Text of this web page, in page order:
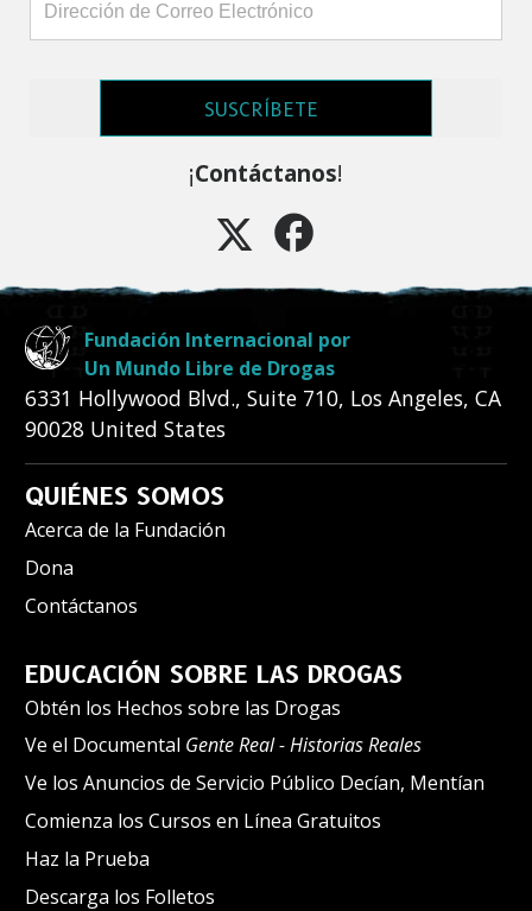
SUSCRÍBETE
¡Contáctanos!
Fundación Internacional por
Un Mundo Libre de Drogas
6331 Hollywood Blvd., Suite 710, Los Angeles, CA
90028 United States
QUIÉNES SOMOS
Acerca de la Fundación
Dona
Contáctanos
EDUCACIÓN SOBRE LAS DROGAS
Obtén los Hechos sobre las Drogas
Ve el Documental Gente Real - Historias Reales
Ve los Anuncios de Servicio Público Decían, Mentían
Comienza los Cursos en Línea Gratuitos
Haz la Prueba
Descarga los Folletos